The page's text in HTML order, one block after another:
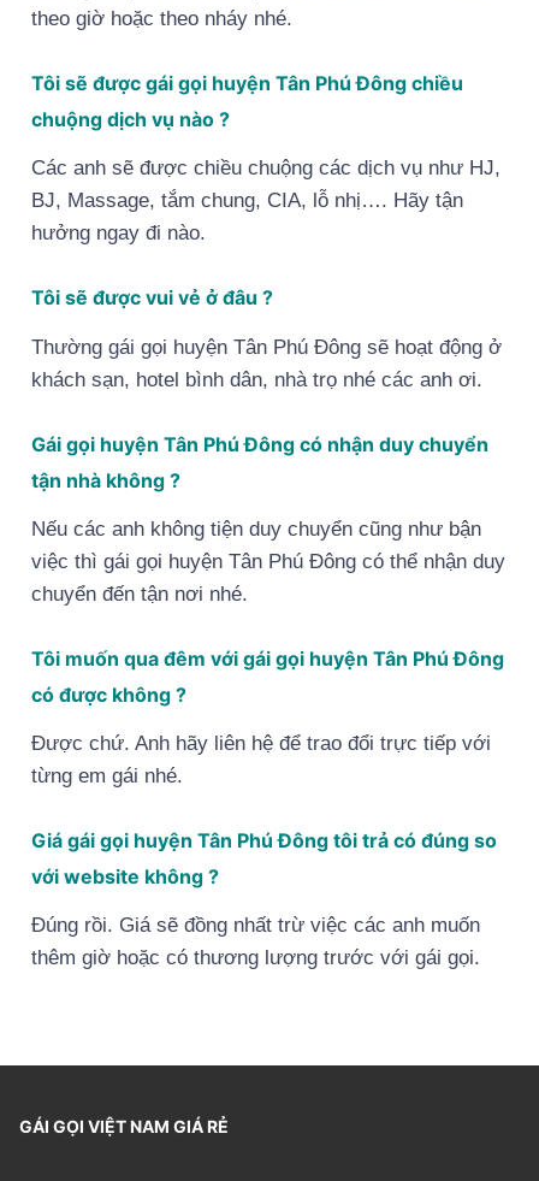
theo giờ hoặc theo nháy nhé.
Tôi sẽ được gái gọi huyện Tân Phú Đông chiều
chuộng dịch vụ nào ?
Các anh sẽ được chiều chuộng các dịch vụ như HJ,
BJ, Massage, tắm chung, CIA, lỗ nhị…. Hãy tận
hưởng ngay đi nào.
Tôi sẽ được vui vẻ ở đâu ?
Thường gái gọi huyện Tân Phú Đông sẽ hoạt động ở
khách sạn, hotel bình dân, nhà trọ nhé các anh ơi.
Gái gọi huyện Tân Phú Đông có nhận duy chuyển
tận nhà không ?
Nếu các anh không tiện duy chuyển cũng như bận
việc thì gái gọi huyện Tân Phú Đông có thể nhận duy
chuyển đến tận nơi nhé.
Tôi muốn qua đêm với gái gọi huyện Tân Phú Đông
có được không ?
Được chứ. Anh hãy liên hệ để trao đổi trực tiếp với
từng em gái nhé.
Giá gái gọi huyện Tân Phú Đông tôi trả có đúng so
với website không ?
Đúng rồi. Giá sẽ đồng nhất trừ việc các anh muốn
thêm giờ hoặc có thương lượng trước với gái gọi.
GÁI GỌI VIỆT NAM GIÁ RẺ